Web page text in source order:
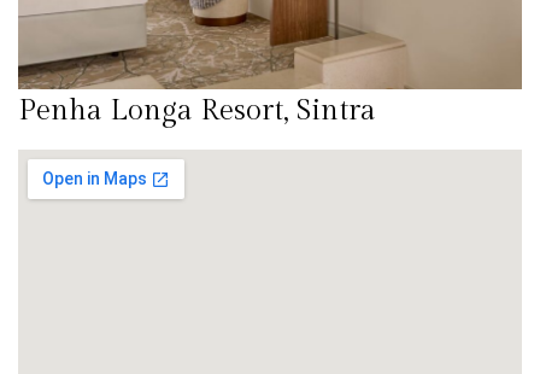
Penha Longa Resort, Sintra